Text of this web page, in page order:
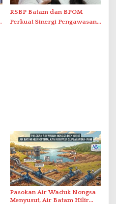
RSBP Batam dan BPOM
Perkuat Sinergi Pengawasan
Pasokan Air Waduk Nongsa
Menyusut, Air Batam Hilir